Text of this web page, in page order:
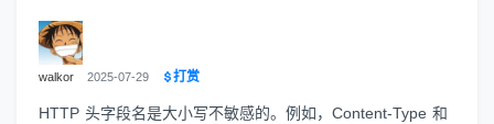
walkor 2025-07-29 打赏
HTTP 头字段名是大小写不敏感的。例如，Content-Type 和